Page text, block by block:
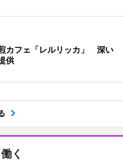
カフェ「レルリッカ」 深い
供
く